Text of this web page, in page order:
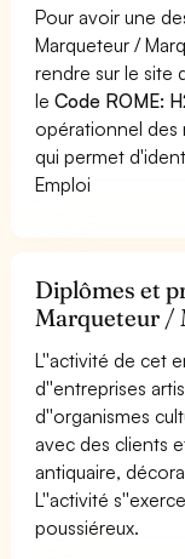
Pour avoir une
Marqueteur /
rendre sur le site
leCode ROME:
opérationnel des
qui permet
Emploi
Diplômes et
Marqueteur /
L''activité de cet
d''entreprises
d''organismes
avec des clients
antiquaire,
L''activité
poussiéreux.